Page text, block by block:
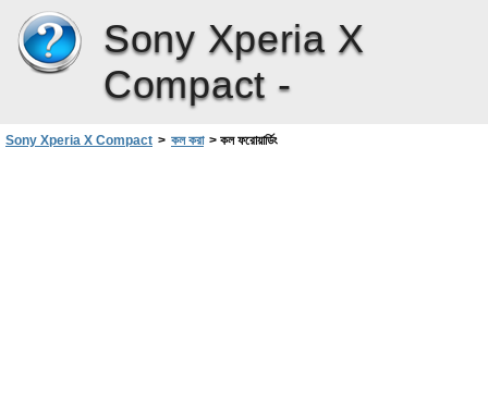
Sony Xperia X
Compact -
Sony Xperia X Compact > কল করা > কল ফরোয়ার্ডিং